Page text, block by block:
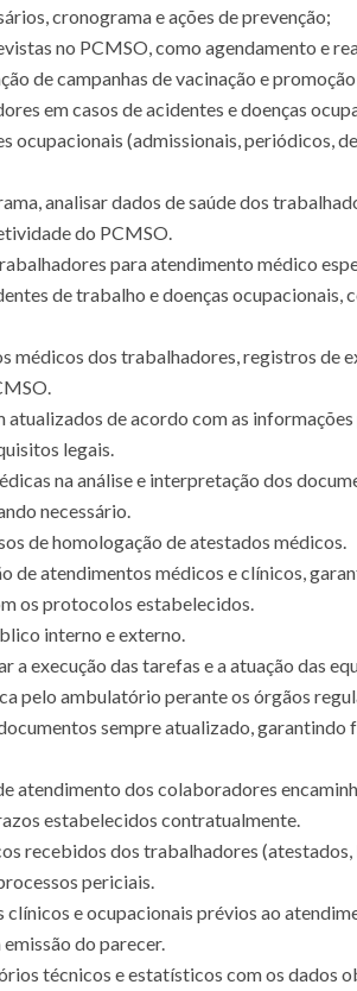
cronograma e ações de prevenção;
no PCMSO, como agendamento e
de campanhas de vacinação e promoção
em casos de acidentes e doenças
ocupacionais (admissionais, periódicos,
analisar dados de saúde dos
do PCMSO.
para atendimento médico
de trabalho e doenças ocupacionais,
médicos dos trabalhadores, registros de
de acordo com as
legais.
na análise e interpretação dos
necessário.
de homologação de atestados médicos.
de atendimentos médicos e clínicos,
os protocolos estabelecidos.
interno e externo.
a execução das tarefas e a atuação das
pelo ambulatório perante os órgãos
sempre atualizado, garantindo
atendimento dos colaboradores
estabelecidos contratualmente.
recebidos dos trabalhadores
periciais.
clínicos e ocupacionais prévios ao
do parecer.
técnicos e estatísticos com os dados